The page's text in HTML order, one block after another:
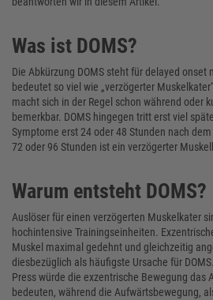
Was ist DOMS?
Die Abkürzung DOMS steht für delayed onset
bedeutet so viel wie „verzögerter
macht sich in der Regel schon während oder
bemerkbar. DOMS hingegen tritt erst viel
Symptome erst 24 oder 48 Stunden nach
72 oder 96 Stunden ist ein verzögerter
Warum entsteht DOMS?
Auslöser für einen verzögerten Muskelkater
hochintensive Trainingseinheiten.
Muskel maximal gedehnt und gleichzeitig
diesbezüglich als häufigste Ursache für
Press würde die exzentrische Bewegung das
bedeuten, während die Aufwärtsbewegung,